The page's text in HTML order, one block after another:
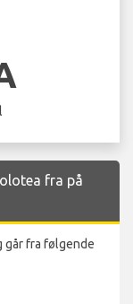
fra på
går fra følgende